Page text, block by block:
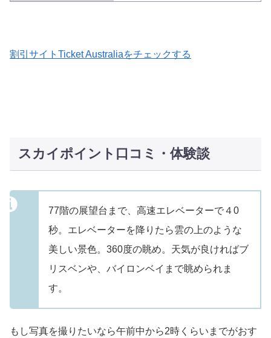
割引サイトTicket Australiaをチェックする
スカイポイント口コミ・体験談
77階の展望台まで、高速エレベーターで４0
秒。エレベーターを降りたら雲の上のような
美しい景色。360度の眺め。天気が良ければブ
リスベンや、バイロンベイまで眺められま
す。
もし写真を撮りたいなら午前中から2時くらいまでがおす